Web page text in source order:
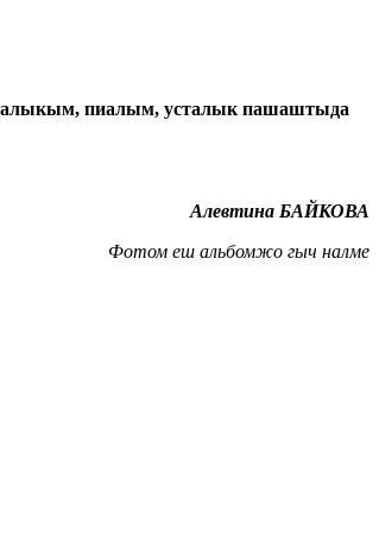
пиалым, усталык пашаштыда
Алевтина БАЙКОВА
Фотом еш альбомжо гыч налме